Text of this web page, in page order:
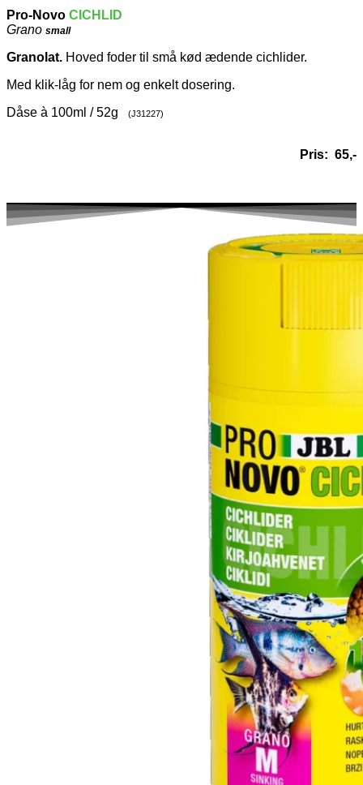
Pro-Novo CICHLID
Grano small
Granolat. Hoved foder til små kød ædende cichlider.
Med klik-låg for nem og enkelt dosering.
Dåse à 100ml / 52g
(J31227)
Pris: 65,-